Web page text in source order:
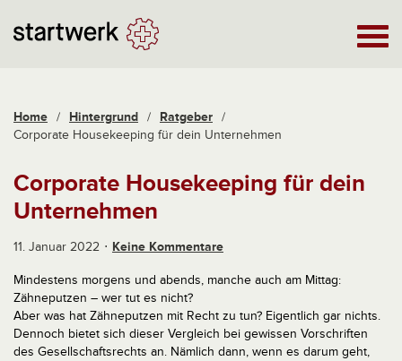
Home / Hintergrund / Ratgeber /
Corporate Housekeeping für dein Unternehmen
Corporate Housekeeping für dein
Unternehmen
11. Januar 2022 Keine Kommentare
Mindestens morgens und abends, manche auch am Mittag:
Zähneputzen – wer tut es nicht?
Aber was hat Zähneputzen mit Recht zu tun? Eigentlich gar nichts.
Dennoch bietet sich dieser Vergleich bei gewissen Vorschriften
des Gesellschaftsrechts an. Nämlich dann, wenn es darum geht,